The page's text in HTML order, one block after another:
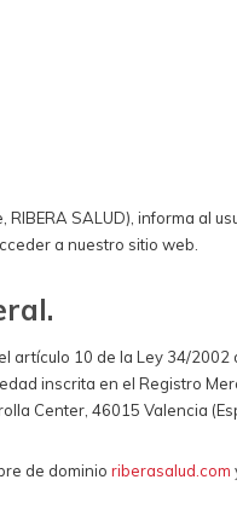
RIBERA SALUD), informa al
a nuestro sitio web.
artículo 10 de la Ley 34/
inscrita en el Registro
Center, 46015 Valencia
de dominio riberasalud.com